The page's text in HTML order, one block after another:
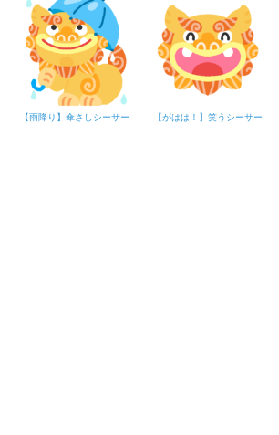
【雨降り】傘さしシーサー 【がはは！】笑うシーサー